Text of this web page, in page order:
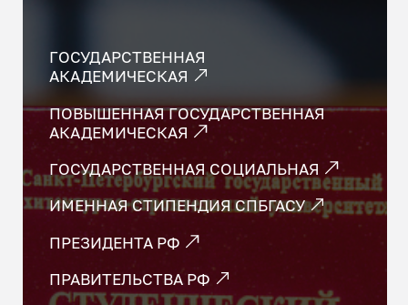
ГОСУДАРСТВЕННАЯ
АКАДЕМИЧЕСКАЯ
ПОВЫШЕННАЯ ГО­СУ­ДАР­СТВЕН­НАЯ
АКАДЕМИЧЕСКАЯ
ГО­СУ­ДАР­СТВЕН­НАЯ СОЦИАЛЬНАЯ
ИМЕННАЯ СТИПЕНДИЯ СПБГАСУ
ПРЕЗИДЕНТА РФ
ПРА­ВИ­ТЕЛЬ­СТВА РФ